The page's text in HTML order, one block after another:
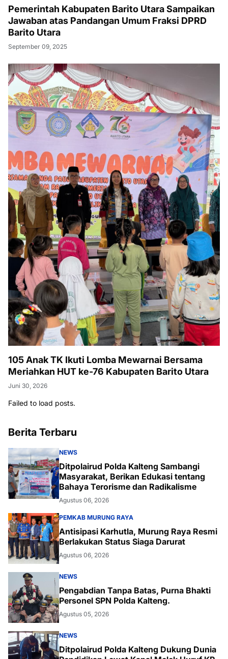
Pemerintah Kabupaten Barito Utara Sampaikan
Jawaban atas Pandangan Umum Fraksi DPRD
Barito Utara
September 09, 2025
105 Anak TK Ikuti Lomba Mewarnai Bersama
Meriahkan HUT ke-76 Kabupaten Barito Utara
Juni 30, 2026
Failed to load posts.
Berita Terbaru
NEWS
Ditpolairud Polda Kalteng Sambangi
Masyarakat, Berikan Edukasi tentang
Bahaya Terorisme dan Radikalisme
Agustus 06, 2026
PEMKAB MURUNG RAYA
Antisipasi Karhutla, Murung Raya Resmi
Berlakukan Status Siaga Darurat
Agustus 06, 2026
NEWS
Pengabdian Tanpa Batas, Purna Bhakti
Personel SPN Polda Kalteng.
Agustus 05, 2026
NEWS
Ditpolairud Polda Kalteng Dukung Dunia